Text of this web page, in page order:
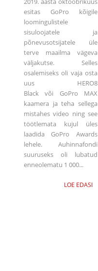
esitas GoPro kõigile
loomingulistele
sisuloojatele ja
põnevusotsijatele üle
terve maailma vägeva
väljakutse. Selles
osalemiseks oli vaja osta
uus HERO8
Black või GoPro MAX
kaamera ja teha sellega
mistahes video ning see
töötlemata kujul üles
laadida GoPro Awards
lehele. Auhinnafondi
suuruseks oli lubatud
enneolematu 1 000...
LOE EDASI